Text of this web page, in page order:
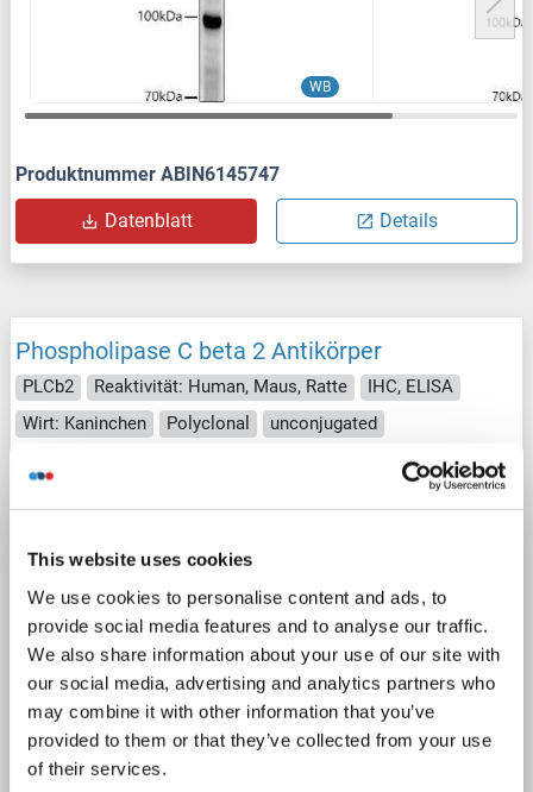
This website uses cookies
We use cookies to personalise content and ads, to
provide social media features and to analyse our traffic.
We also share information about your use of our site with
our social media, advertising and analytics partners who
may combine it with other information that you’ve
provided to them or that they’ve collected from your use
of their services.
WB
Produktnummer ABIN6145747
Datenblatt Details
Phospholipase C beta 2 Antikörper
PLCb2 Reaktivität: Human, Maus, Ratte
IHC, ELISA
Wirt: Kaninchen
Polyclonal unconjugated
IHC (p)
Produktnummer ABIN7247546